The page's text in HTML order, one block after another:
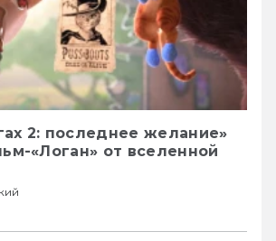
2: последнее желание»
«Логан» от вселенной